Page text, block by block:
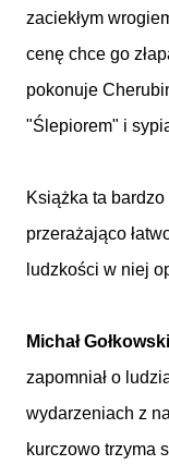
zaciekłym
cenę chce go
pokonuje
"Ślepiorem" i
Książka ta
przerażająco
ludzkości w niej
Michał Gołkowski
zapomniał o
wydarzeniach z
kurczowo trzyma